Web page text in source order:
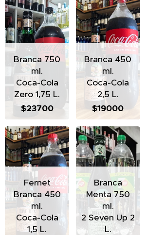
Branca 750
ml.
Coca-Cola
Zero 1,75 L.
$23700
Branca 450
ml.
Coca-Cola
2,5 L.
$19000
Fernet
Branca 450
ml.
Coca-Cola
1,5 L.
Branca
Menta 750
ml.
2 Seven Up 2
L.